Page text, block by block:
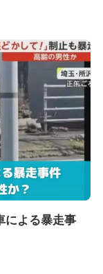
による暴走事